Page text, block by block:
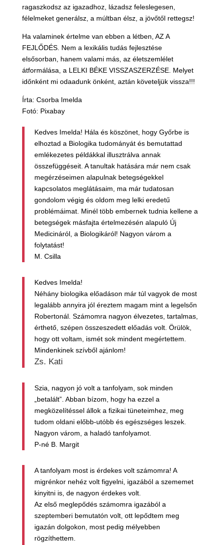
ragaszkodsz az igazadhoz, lázadsz feleslegesen,
félelmeket generálsz, a múltban élsz, a jövőtől rettegsz!
Ha valaminek értelme van ebben a létben, AZ A
FEJLŐDÉS. Nem a lexikális tudás fejlesztése
elsősorban, hanem valami más, az életszemlélet
átformálása, a LELKI BÉKE VISSZASZERZÉSE. Melyet
időnként mi odaadunk önként, aztán követeljük vissza!!!
Írta: Csorba Imelda
Fotó: Pixabay
Kedves Imelda! Hála és köszönet, hogy Győrbe is
elhoztad a Biologika tudományát és bemutattad
emlékezetes példákkal illusztrálva annak
összefüggéseit. A tanultak hatására már nem csak
megérzéseimen alapulnak betegségekkel
kapcsolatos meglátásaim, ma már tudatosan
gondolom végig és oldom meg lelki eredetű
problémáimat. Minél több embernek tudnia kellene a
betegségek másfajta értelmezésén alapuló Új
Medicináról, a Biologikáról! Nagyon várom a
folytatást!
M. Csilla
Kedves Imelda!
Néhány biologika előadáson már túl vagyok de most
legalább annyira jól éreztem magam mint a legelsőn
Robertonál. Számomra nagyon élvezetes, tartalmas,
érthető, szépen összeszedett előadás volt. Örülök,
hogy ott voltam, ismét sok mindent megértettem.
Mindenkinek szívből ajánlom!
Zs. Kati
Szia, nagyon jó volt a tanfolyam, sok minden
„betalált”. Abban bízom, hogy ha ezzel a
megközelítéssel állok a fizikai tüneteimhez, meg
tudom oldani előbb-utóbb és egészséges leszek.
Nagyon várom, a haladó tanfolyamot.
P-né B. Margit
A tanfolyam most is érdekes volt számomra! A
migrénkor nehéz volt figyelni, igazából a szememet
kinyitni is, de nagyon érdekes volt.
Az első meglepődés számomra igazából a
szeptemberi bemutatón volt, ott lepődtem meg
igazán dolgokon, most pedig mélyebben
rögzíthettem.